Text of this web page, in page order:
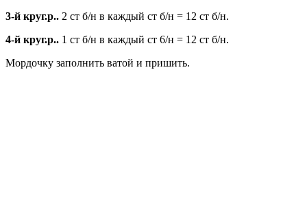
3-й круг.р.. 2 ст б/н в каждый ст б/н = 12 ст б/н.
4-й круг.р.. 1 ст б/н в каждый ст 6/н = 12 ст б/н.
Мордочку заполнить ватой и пришить.